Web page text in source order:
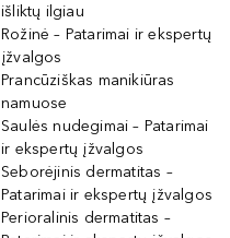
išliktų ilgiau
Rožinė – Patarimai ir ekspertų
įžvalgos
Prancūziškas manikiūras
namuose
Saulės nudegimai – Patarimai
ir ekspertų įžvalgos
Seborėjinis dermatitas –
Patarimai ir ekspertų įžvalgos
Perioralinis dermatitas –